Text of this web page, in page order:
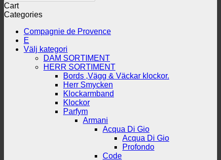
Cart
Categories
Compagnie de Provence
E
Välj kategori
DAM SORTIMENT
HERR SORTIMENT
Bords ,Vägg & Väckar klockor.
Herr Smycken
Klockarmband
Klockor
Parfym
Armani
Acqua Di Gio
Acqua Di Gio
Profondo
Code